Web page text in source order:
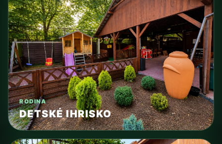
RODINA
DETSKÉ IHRISKO